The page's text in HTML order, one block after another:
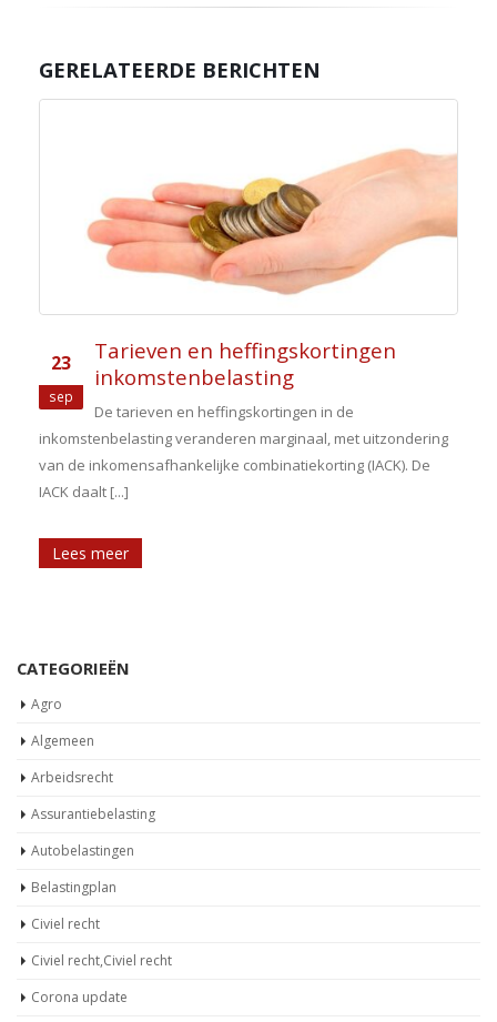
GERELATEERDE BERICHTEN
23
sep
Tarieven en heffingskortingen
inkomstenbelasting
De tarieven en heffingskortingen in de
inkomstenbelasting veranderen marginaal, met uitzondering
van de inkomensafhankelijke combinatiekorting (IACK). De
IACK daalt [...]
Lees meer
CATEGORIEËN
Agro
Algemeen
Arbeidsrecht
Assurantiebelasting
Autobelastingen
Belastingplan
Civiel recht
Civiel recht,Civiel recht
Corona update